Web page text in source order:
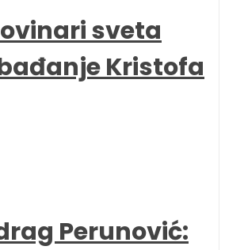
sveta
Kristofa
Perunović: